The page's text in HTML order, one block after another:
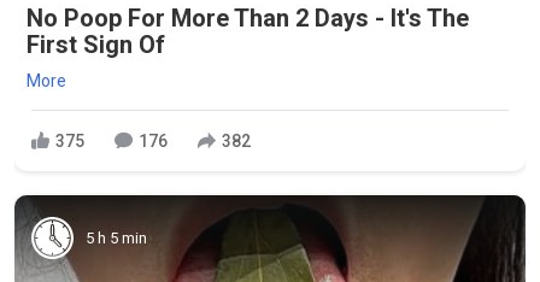
No Poop For More Than 2 Days - It's The
First Sign Of
More
375 176 382
5 h 5 min